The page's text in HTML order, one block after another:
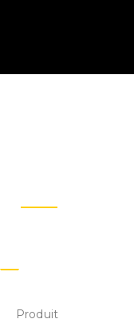
Produit